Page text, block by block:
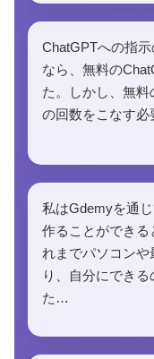
ChatGPTへの指
なら、無料の
た。しかし、無料
の回数をこなす
私はGdemyを通
作ることができる
れまでパソコン
り、自分にでき
た…